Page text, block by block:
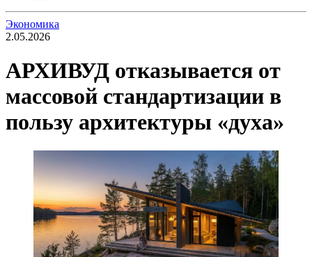
Экономика
2.05.2026
АРХИВУД отказывается от
массовой стандартизации в
пользу архитектуры «духа»